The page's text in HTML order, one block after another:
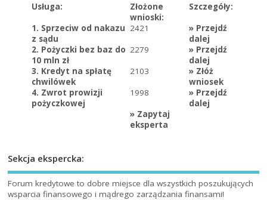
Usługa:
Złożone
wnioski:
Szczegóły:
1. Sprzeciw od nakazu
z sądu
2421 » Przejdź
dalej
2. Pożyczki bez baz do
10 mln zł
2279 » Przejdź
dalej
3. Kredyt na spłatę
chwilówek
2103 » Złóż
wniosek
4. Zwrot prowizji
pożyczkowej
1998 » Przejdź
dalej
» Zapytaj
eksperta
Sekcja ekspercka:
Forum kredytowe to dobre miejsce dla wszystkich poszukujących
wsparcia finansowego i mądrego zarządzania finansami!